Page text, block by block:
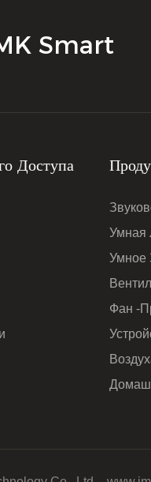
Smart
Доступа
Умная
Умное
Фан -